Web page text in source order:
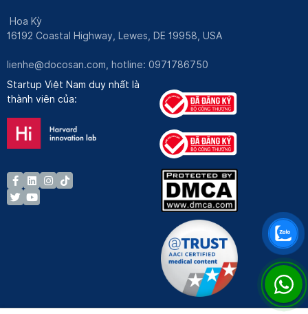
Hoa Kỳ
16192 Coastal Highway, Lewes, DE 19958, USA
lienhe@docosan.com , hotline: 0971786750
Startup Việt Nam duy nhất là
thành viên của: